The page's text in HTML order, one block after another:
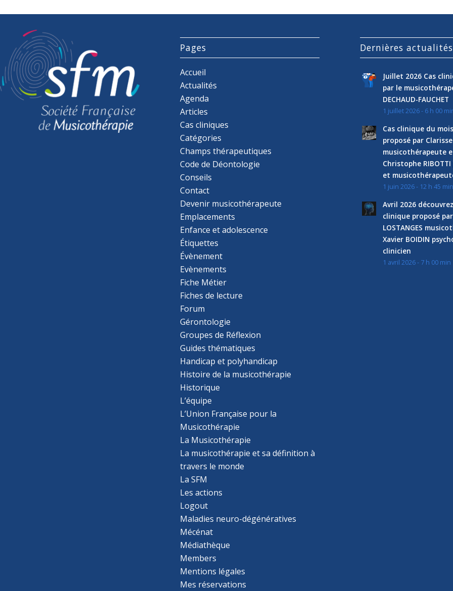
Pages
Accueil
Actualités
Agenda
Articles
Cas cliniques
Catégories
Champs thérapeutiques
Code de Déontologie
Conseils
Contact
Devenir musicothérapeute
Emplacements
Enfance et adolescence
Étiquettes
Évènement
Evènements
Fiche Métier
Fiches de lecture
Forum
Gérontologie
Groupes de Réflexion
Guides thématiques
Handicap et polyhandicap
Histoire de la musicothérapie
Historique
L’équipe
L’Union Française pour la
Musicothérapie
La Musicothérapie
La musicothérapie et sa définition à
travers le monde
La SFM
Les actions
Logout
Maladies neuro-dégénératives
Mécénat
Médiathèque
Members
Mentions légales
Mes réservations
Dernières actualités
Juillet 2026 Cas
par le
DECHAUD-FAUCHET
1 juillet 2026 - 6 h 00
Cas clinique du
proposé par Clarisse
musicothérapeute
Christophe
et
1 juin 2026 - 12 h 45 min
Avril 2026
clinique proposé
LOSTANGES
Xavier BOIDIN
clinicien
1 avril 2026 - 7 h 00 min